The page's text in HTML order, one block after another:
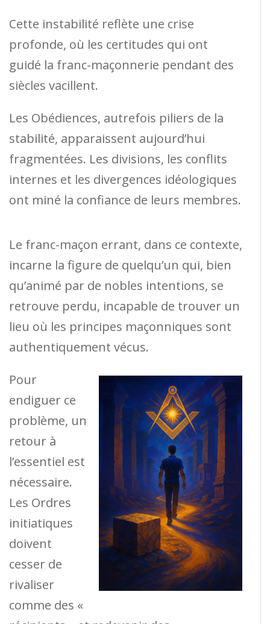
Cette instabilité reflète une crise
profonde, où les certitudes qui ont
guidé la franc-maçonnerie pendant des
siècles vacillent.
Les Obédiences, autrefois piliers de la
stabilité, apparaissent aujourd’hui
fragmentées. Les divisions, les conflits
internes et les divergences idéologiques
ont miné la confiance de leurs membres.
Le franc-maçon errant, dans ce contexte,
incarne la figure de quelqu’un qui, bien
qu’animé par de nobles intentions, se
retrouve perdu, incapable de trouver un
lieu où les principes maçonniques sont
authentiquement vécus.
Pour
endiguer ce
problème, un
retour à
l’essentiel est
nécessaire.
Les Ordres
initiatiques
doivent
cesser de
rivaliser
comme des «